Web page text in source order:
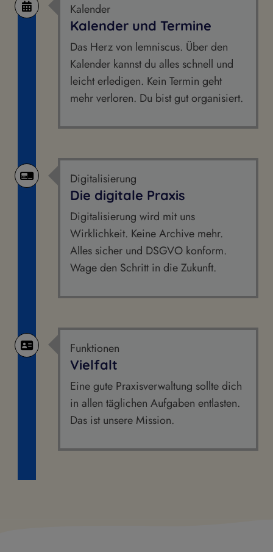
Kalender
Kalender und Termine
Das Herz von lemniscus. Über den
Kalender kannst du alles schnell und
leicht erledigen. Kein Termin geht
mehr verloren. Du bist gut organisiert.
Digitalisierung
Die digitale Praxis
Digitalisierung wird mit uns
Wirklichkeit. Keine Archive mehr.
Alles sicher und DSGVO konform.
Wage den Schritt in die Zukunft.
Funktionen
Vielfalt
Eine gute Praxisverwaltung sollte dich
in allen täglichen Aufgaben entlasten.
Das ist unsere Mission.